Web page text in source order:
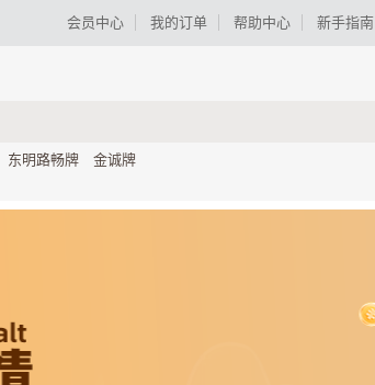
会员中心 我的订单 帮助中心 新手指南
东明路畅牌
金诚牌